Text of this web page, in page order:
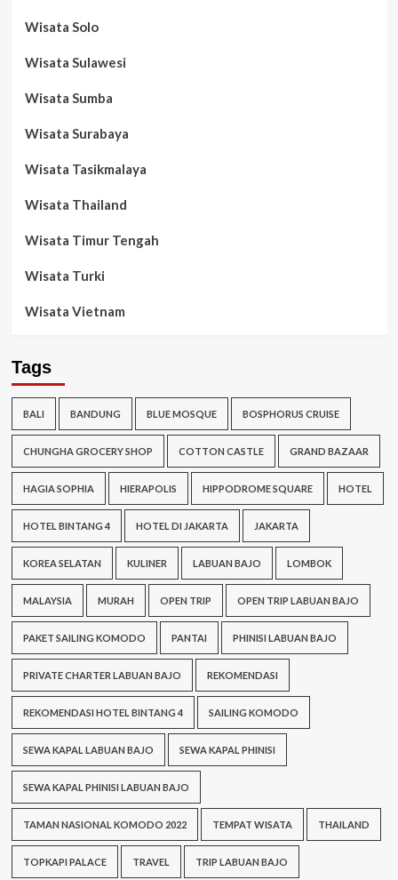
Wisata Solo
Wisata Sulawesi
Wisata Sumba
Wisata Surabaya
Wisata Tasikmalaya
Wisata Thailand
Wisata Timur Tengah
Wisata Turki
Wisata Vietnam
Tags
BALI BANDUNG BLUE MOSQUE BOSPHORUS CRUISE
CHUNGHA GROCERY SHOP COTTON CASTLE GRAND BAZAAR
HAGIA SOPHIA HIERAPOLIS HIPPODROME SQUARE HOTEL
HOTEL BINTANG 4 HOTEL DI JAKARTA JAKARTA
KOREA SELATAN KULINER LABUAN BAJO LOMBOK
MALAYSIA MURAH OPEN TRIP OPEN TRIP LABUAN BAJO
PAKET SAILING KOMODO PANTAI PHINISI LABUAN BAJO
PRIVATE CHARTER LABUAN BAJO REKOMENDASI
REKOMENDASI HOTEL BINTANG 4 SAILING KOMODO
SEWA KAPAL LABUAN BAJO SEWA KAPAL PHINISI
SEWA KAPAL PHINISI LABUAN BAJO
TAMAN NASIONAL KOMODO 2022 TEMPAT WISATA THAILAND
TOPKAPI PALACE TRAVEL TRIP LABUAN BAJO